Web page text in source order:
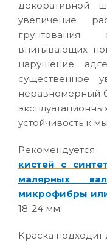
декоративной
увеличение
впитывающих
нарушение
существенное
неравномерный
устойчивость к
кистей с
малярных
микрофибры
18-24 мм.
Краска